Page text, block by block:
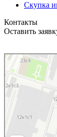
Скупка
Контакты
Оставить